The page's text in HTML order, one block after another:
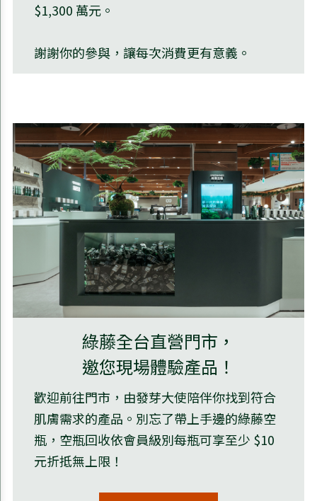
$1,300 萬元。
謝謝你的參與，讓每次消費更有意義。
綠藤全台直營門市，
邀您現場體驗產品！
歡迎前往門市，由發芽大使陪伴你找到符合
肌膚需求的產品。別忘了帶上手邊的綠藤空
瓶，空瓶回收依會員級別每瓶可享至少 $10
元折抵無上限！